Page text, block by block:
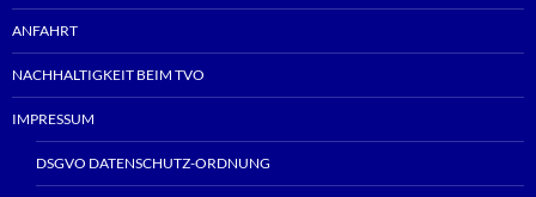
ANFAHRT
NACHHALTIGKEIT BEIM TVO
IMPRESSUM
DSGVO DATENSCHUTZ-ORDNUNG